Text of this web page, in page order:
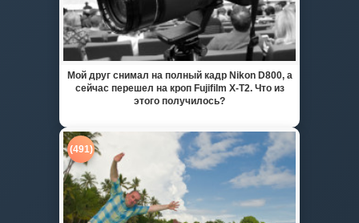
Мой друг снимал на полный кадр Nikon D800, а
сейчас перешел на кроп Fujifilm X-T2. Что из
этого получилось?
(491)